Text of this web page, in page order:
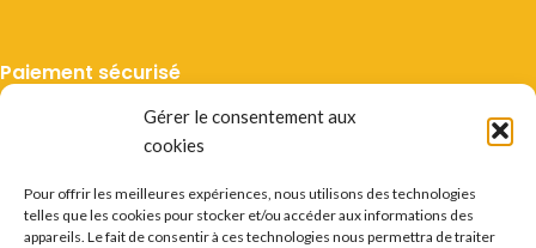
Gérer le consentement aux
cookies
Pour offrir les meilleures expériences, nous utilisons des technologies
telles que les cookies pour stocker et/ou accéder aux informations des
appareils. Le fait de consentir à ces technologies nous permettra de traiter
Paiement sécurisé
Livraison suivie